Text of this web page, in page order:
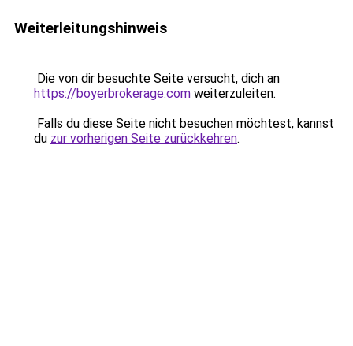
Weiterleitungshinweis
Die von dir besuchte Seite versucht, dich an
https://boyerbrokerage.com weiterzuleiten.
Falls du diese Seite nicht besuchen möchtest, kannst
du zur vorherigen Seite zurückkehren.